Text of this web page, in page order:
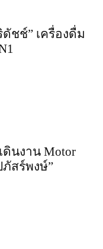
ชช์” เครื่องดื่ม
ดินงาน Motor
สร์พงษ์”